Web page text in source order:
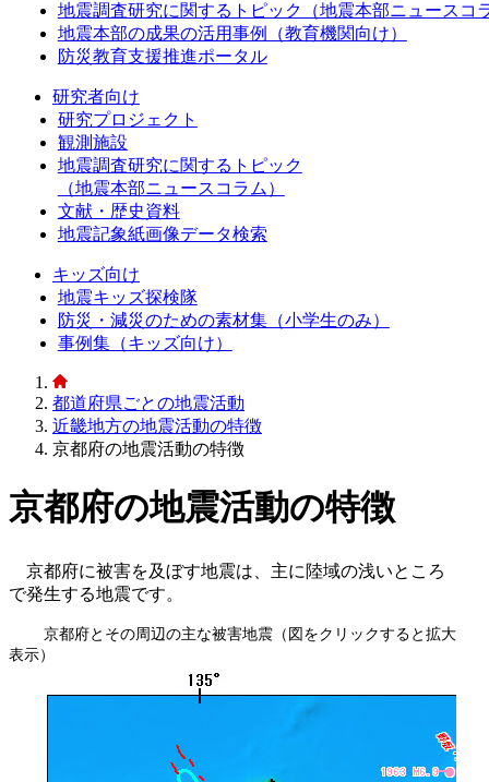
地震調査研究に関するトピック（地震本部ニュースコ
地震本部の成果の活用事例（教育機関向け）
防災教育支援推進ポータル
研究者向け
研究プロジェクト
観測施設
地震調査研究に関するトピック
（地震本部ニュースコラム）
文献・歴史資料
地震記象紙画像データ検索
キッズ向け
地震キッズ探検隊
防災・減災のための素材集（小学生のみ）
事例集（キッズ向け）
都道府県ごとの地震活動
近畿地方の地震活動の特徴
京都府の地震活動の特徴
京都府の地震活動の特徴
京都府に被害を及ぼす地震は、主に陸域の浅いところ
で発生する地震です。
京都府とその周辺の主な被害地震（図をクリックすると拡大
表示）